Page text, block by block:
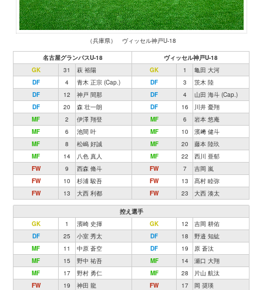
（兵庫県） ヴィッセル神戸U-18
名古屋グランパスU-18
ヴィッセル神戸U-18
GK
31 萩 裕陽 GK 1
亀田 大河
DF
4 青木 正宗 (Cap.) DF 3
茨木 陸
DF
12 神戸 間那 DF 4
山田 海斗 (Cap.)
DF
20 森 壮一朗 DF 16
川井 憂翔
MF
2 伊澤 翔登 MF 6
岩本 悠庵
MF
6 池間 叶 MF 10
濱﨑 健斗
MF
8 松嶋 好誠 MF 20
藤本 陸玖
MF
14 八色 真人 MF 22
西川 亜郁
FW
9 西森 脩斗 FW 7
吉岡 嵐
FW
10 杉浦 駿吾 FW 13
髙村 睦弥
FW
13 大西 利都 FW 23 大西 湊太
控え選手
GK
1 濱崎 史揮 GK 12
吉岡 耕佑
DF
25 小室 秀太 DF 18
野邉 知紘
MF
11 中原 蒼空 DF 19
原 蒼汰
MF
15 野中 祐吾 MF 14
瀬口 大翔
MF
17 野村 勇仁 MF 28
片山 航汰
FW
19 神田 龍 FW 17
岡 奨瑛